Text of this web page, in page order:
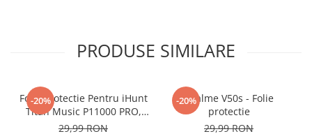
zgarieturi si spargere, ci si
INTARESTEecranul!
Folia avand rezistenta 9H la
PRODUSE SIMILARE
-20%
Folie Protectie Pentru iHunt
Titan Music P11000 PRO,
VDOO
29,99 RON
-20%
Realme V50s - Folie
protectie
29,99 RON